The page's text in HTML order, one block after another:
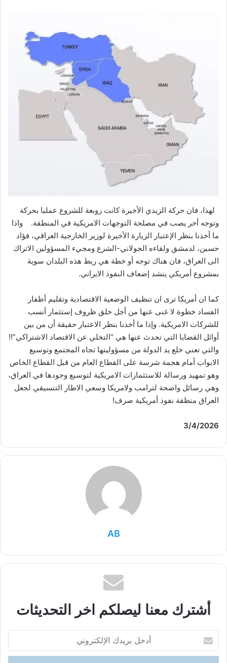
لهذا، فان حركة الزيدي الأخيرة كانت زوبعة للشروع عمليا بحركة
وتوجه أخر يصب في مصلحة التوجهات الامريكية في المنطقة. واذا
ما أخذنا بنظر الإعتبار الزيارة الأخيرة لوزير الخارجية العراقي، فؤاد
حسين، لدمشق ولقاءه الجولاني-الشرع ومجيء المسؤولين الاتراك
الى العراق، فان هناك توجه أو خطة هي ربط هذه البلدان سوية
بمشروع أمريكي ينشد إضعاف النفوذ الايراني.
كما ان أمريكا ترى ان تنظيف الوضعية الاقتصادية وتقليم أظفار
الفساد خطوة لا غنى عنها من أجل خلق ظروف إستثمار أنسب
للشركات الامريكية. وإذا ما أخذنا بنظر الاعتبار حقيقة أن من بين
أوائل القضايا التي تحدث عنها هي “التخلي عن الاقتصاد الاشتراكي”!!
والتي تعني خلع يد الدولة من مسؤوليتها تجاه المجتمع وتوسيع
الابواب أمام هجمة شرسة على القطاع العام من قبل القطاع الخاص
وهو تمهيد ورسالة للاستثمارات الامريكية لتوسيع وجودها في العراق،
وهي رسائل واضحة لترامب ولامريكا وسعي الاطار التنسيقي لجعل
العراق منظقة نفوذ أمريكية صرف!
3/4/2026
AB
أشترك معنا ليصلكم اخر التحديثات
بريدك
الإلكتروني